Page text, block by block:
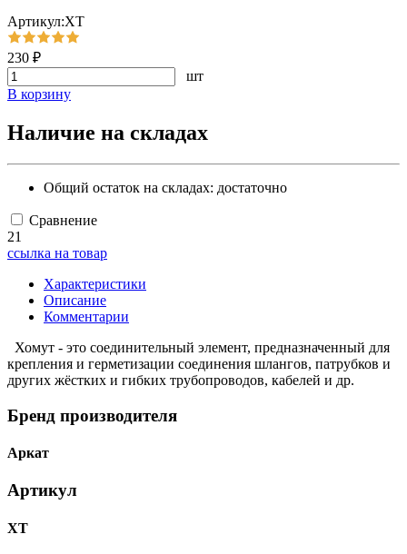
Артикул:ХТ
230 ₽
шт
В корзину
Наличие на складах
Общий остаток на складах: достаточно
Сравнение
21
ссылка на товар
Характеристики
Описание
Комментарии
Хомут - это соединительный элемент, предназначенный для
крепления и герметизации соединения шлангов, патрубков и
других жёстких и гибких трубопроводов, кабелей и др.
Бренд производителя
Аркат
Артикул
ХТ